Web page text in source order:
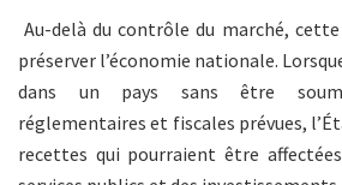
Au-delà du contrôle du marché,
préserver l’économie nationale.
dans un pays sans être
réglementaires et fiscales prévues,
recettes qui pourraient être